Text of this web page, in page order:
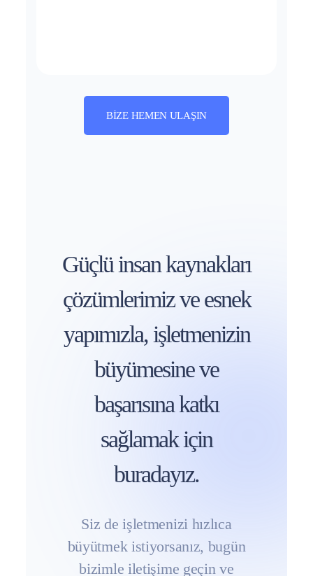
BIZE HEMEN ULAŞIN
Güçlü insan kaynakları
çözümlerimiz ve esnek
yapımızla, işletmenizin
büyümesine ve
başarısına katkı
sağlamak için
buradayız.
Siz de işletmenizi hızlıca
büyütmek istiyorsanız, bugün
bizimle iletişime geçin ve